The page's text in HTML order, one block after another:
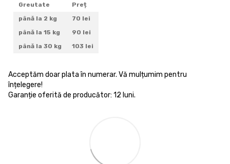
Greutate
Preț
până la 2 kg
70 lei
până la 15 kg
90 lei
până la 30 kg
103 lei
Acceptăm doar plata în numerar. Vă mulțumim pentru
înțelegere!
Garanție oferită de producător: 12 luni.